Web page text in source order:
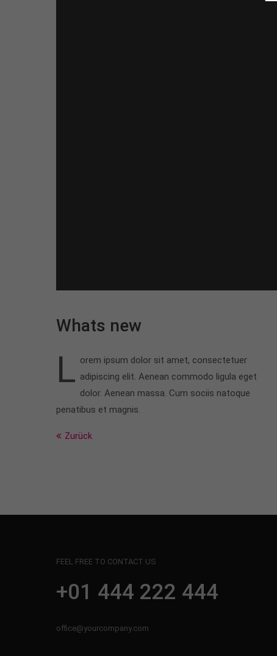
Whats new
L orem ipsum dolor sit amet, consectetuer
adipiscing elit. Aenean commodo ligula eget
dolor. Aenean massa. Cum sociis natoque
penatibus et magnis.
Zurück
FEEL FREE TO CONTACT US
+01 444 222 444
office@yourcompany.com